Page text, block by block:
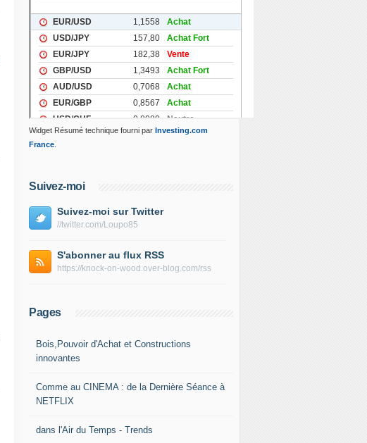
Widget Résumé technique fourni par Investing.com
France
Suivez-moi
Suivez-moi sur Twitter
//twitter.com/Loupo85
S'abonner au flux RSS
https://knock-on-wood.over-blog.com/rss
Pages
Bois,Pouvoir d'Achat et Constructions
innovantes
Comme au CINEMA : de la Dernière Séance à
NETFLIX
dans l'Air du Temps - Trends